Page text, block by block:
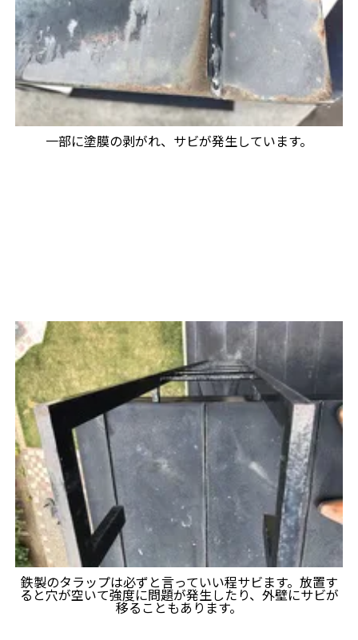
一部に塗膜の剥がれ、サビが発生しています。
鉄製のタラップは必ずと言っていい程サビます。放置す
ると穴が空いて強度に問題が発生したり、外壁にサビが
移ることもあります。